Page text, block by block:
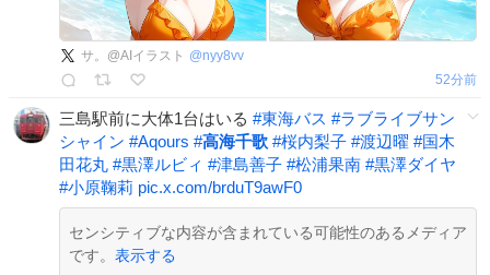
サ。@AIイラスト @nyy8vv
52分前
三島駅前に大体1台はいる #東海バス #ラブライブサン
シャイン #Aqours #高海千歌 #桜内梨子 #渡辺曜 #国木
田花丸 #黒澤ルビィ #津島善子 #松浦果南 #黒澤ダイヤ
#小原鞠莉 pic.x.com/brduT9awF0
センシティブな内容が含まれている可能性のあるメディア
です。 表示する